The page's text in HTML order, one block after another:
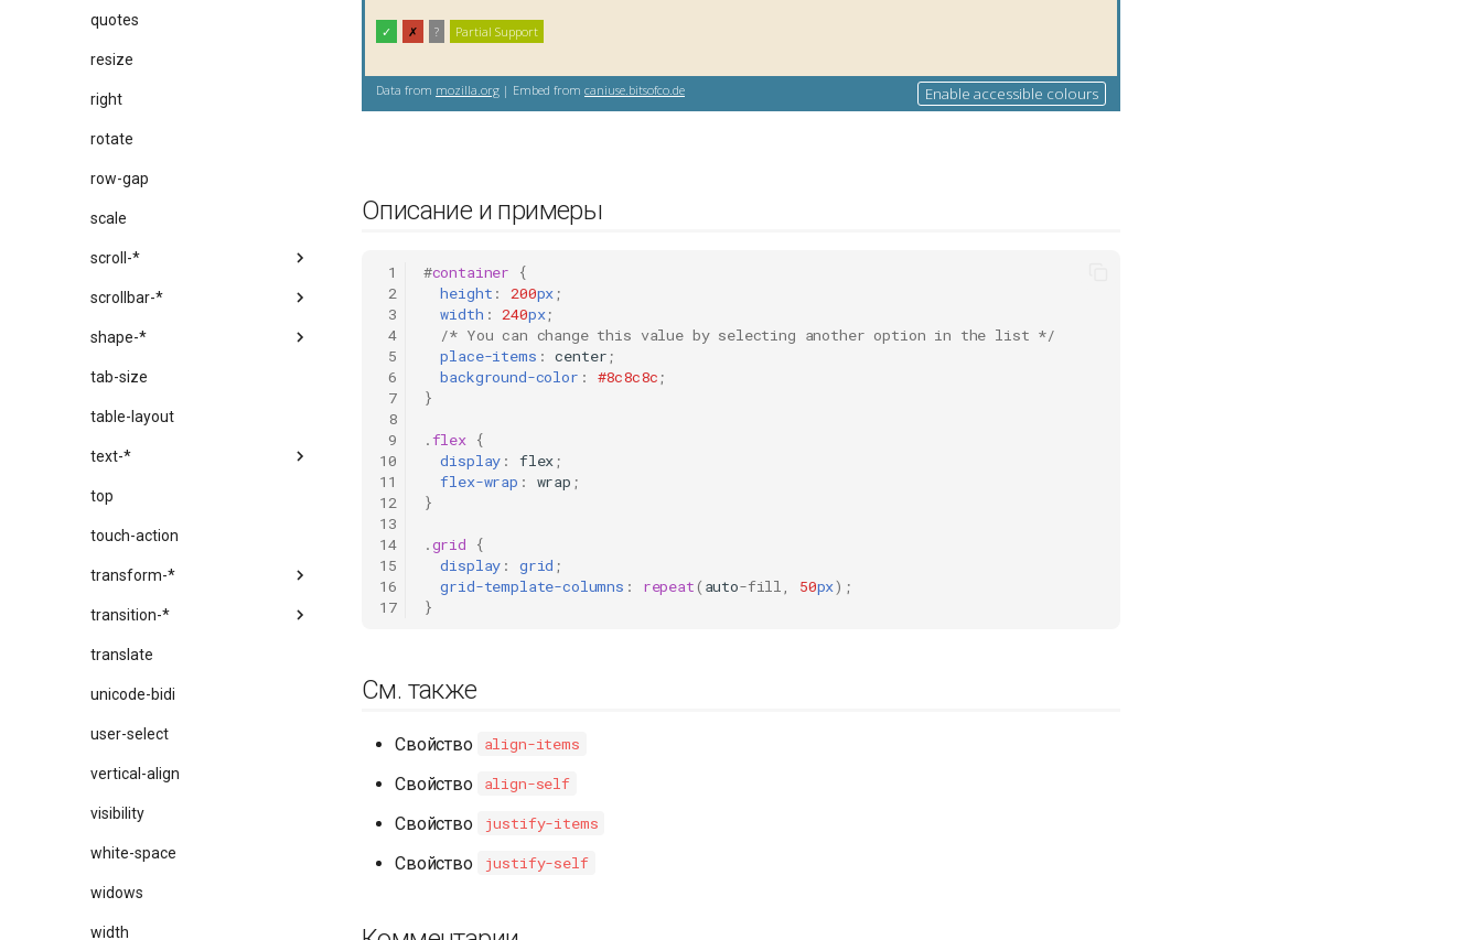
quotes
resize
right
rotate
row-gap
scale
scroll-*
scrollbar-*
shape-*
tab-size
table-layout
text-*
top
touch-action
transform-*
transition-*
translate
unicode-bidi
user-select
vertical-align
visibility
white-space
widows
width
Описание и примеры
1
2
3
4
5
6
7
8
9
10
11
12
13
14
15
16
17
#container
{
height : 200px;
width : 240px;
/* You can change this value by selecting another option in the list */
place-items : center;
background-color : #8c8c8c;
}
.flex {
display : flex;
flex-wrap : wrap ;
}
.grid
{
display : grid ;
grid-template-columns : repeat( auto-fill, 50px);
}
См. также
Свойство align-items
Свойство align-self
Свойство justify-items
Свойство justify-self